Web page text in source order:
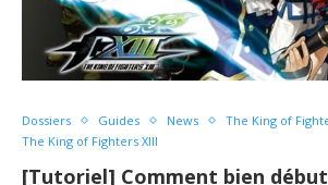
Dossiers Guides News
The King of
The King of Fighters XIII
[Tutoriel] Comment bien